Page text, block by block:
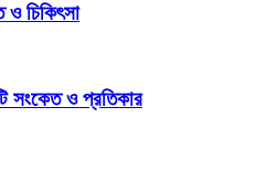
ও চিকিৎসা
সংকেত ও প্রতিকার